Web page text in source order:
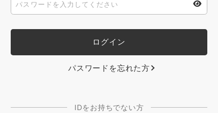
パスワードを忘れた方
IDをお持ちでない方